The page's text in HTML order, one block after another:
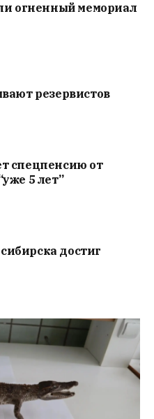
огненный мемориал
резервистов
спецпенсию от
5 лет”
достиг